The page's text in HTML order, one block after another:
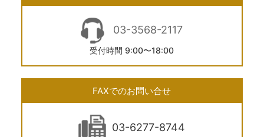
03-3568-2117
受付時間 9:00〜18:00
FAXでのお問い合せ
03-6277-8744